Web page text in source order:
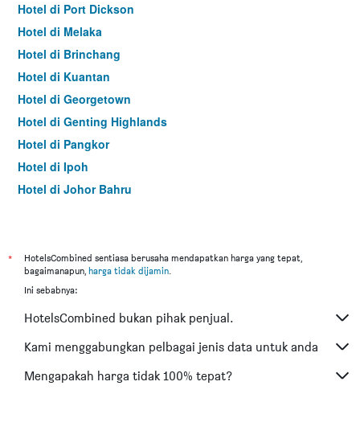
Hotel di Port Dickson
Hotel di Melaka
Hotel di Brinchang
Hotel di Kuantan
Hotel di Georgetown
Hotel di Genting Highlands
Hotel di Pangkor
Hotel di Ipoh
Hotel di Johor Bahru
Hotel di Kuching
Hotel di Tokyo
Hotel di Bangkok
Hotel di Putrajaya
Hotel di Shah Alam
*
HotelsCombined sentiasa berusaha mendapatkan harga yang tepat,
bagaimanapun, harga tidak dijamin.
Ini sebabnya:
HotelsCombined bukan pihak penjual.
Kami menggabungkan pelbagai jenis data untuk anda
Mengapakah harga tidak 100% tepat?